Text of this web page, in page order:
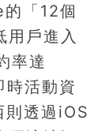
「12個
戶進入
率達
時活動資
則透過iOS